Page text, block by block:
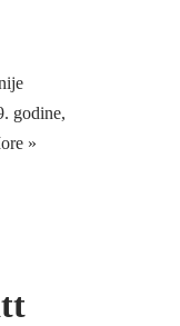
godine,
»